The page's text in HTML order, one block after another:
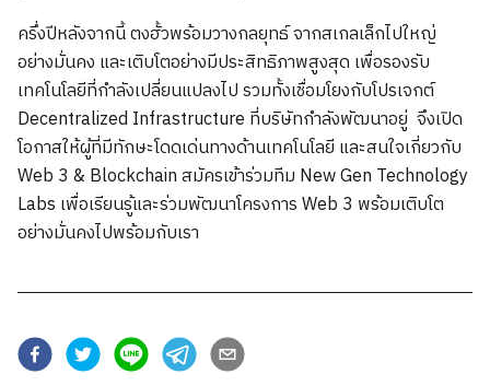
ครึ่งปีหลังจากนี้ ตงฮั้วพร้อมวางกลยุทธ์ จากสเกลเล็กไปใหญ่
อย่างมั่นคง และเติบโตอย่างมีประสิทธิภาพสูงสุด เพื่อรองรับ
เทคโนโลยีที่กำลังเปลี่ยนแปลงไป รวมทั้งเชื่อมโยงกับโปรเจกต์
Decentralized Infrastructure ที่บริษัทกำลังพัฒนาอยู่ จึงเปิด
โอกาสให้ผู้ที่มีทักษะโดดเด่นทางด้านเทคโนโลยี และสนใจเกี่ยวกับ
Web 3 & Blockchain สมัครเข้าร่วมทีม New Gen Technology
Labs เพื่อเรียนรู้และร่วมพัฒนาโครงการ Web 3 พร้อมเติบโต
อย่างมั่นคงไปพร้อมกับเรา